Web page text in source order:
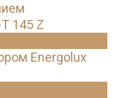
145 Z
Energolux